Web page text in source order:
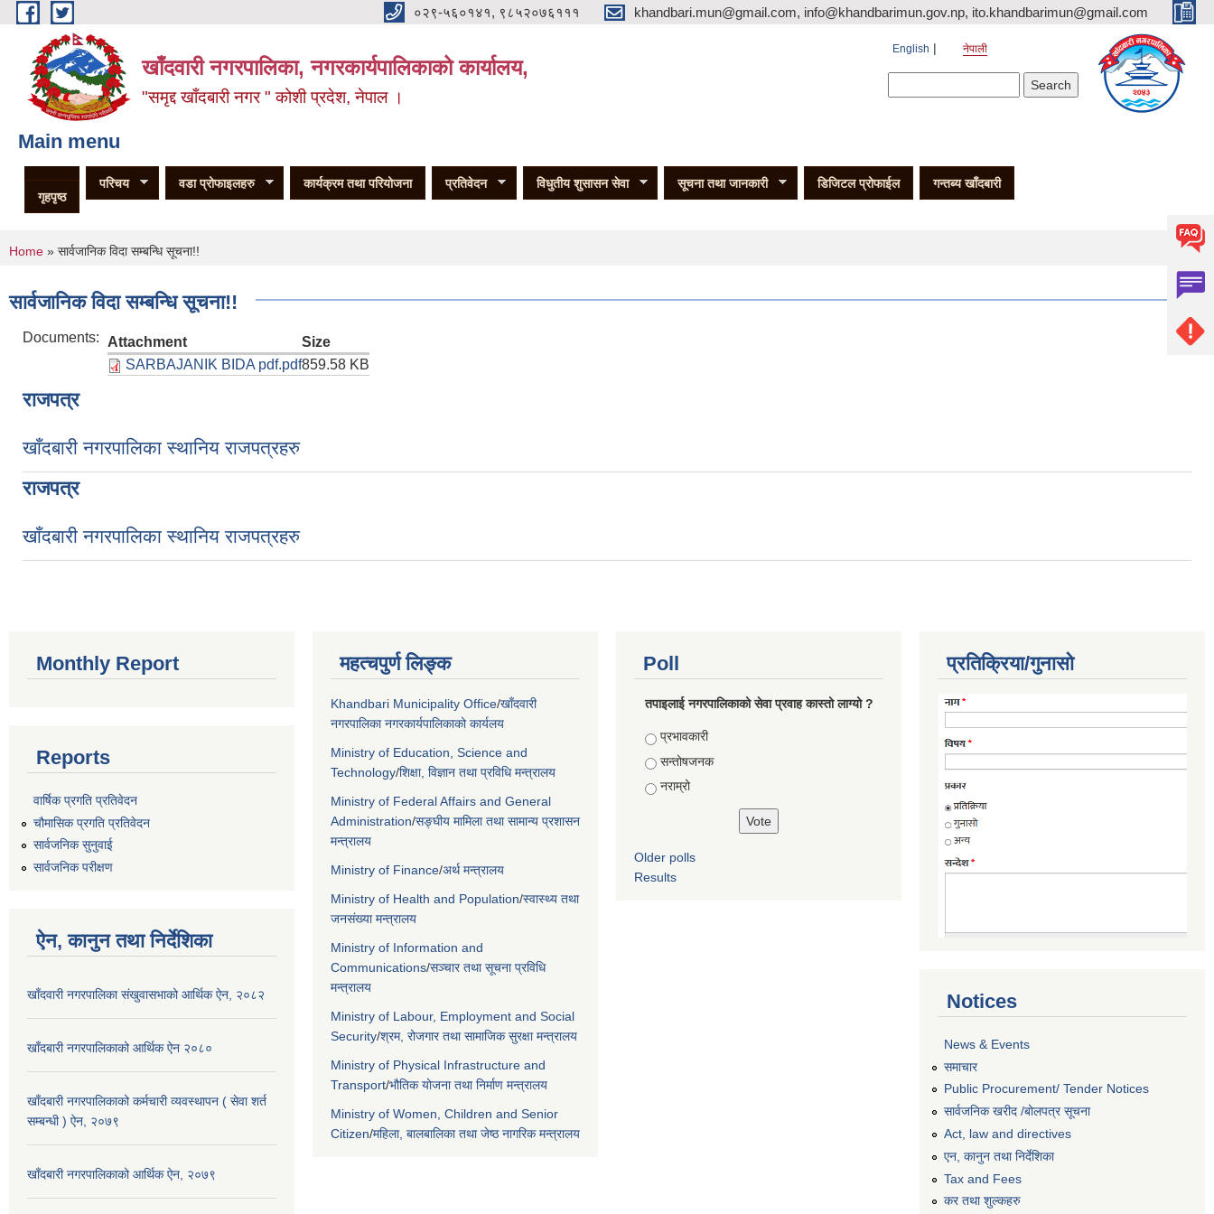
Skip to main content ०२९-५६०१४१, ९८५२०७६१११ khandbari.mun@gmail.com, info@khandbarimun.gov.np, ito.khandbarimun@gmail.com
खाँदवारी नगरपालिका, नगरकार्यपालिकाको कार्यालय,
"समृद्द खाँदबारी नगर " कोशी प्रदेश, नेपाल ।
English नेपाली
Main menu
गृहपृष्ठ
परिचय वडा प्रोफाइलहरु कार्यक्रम तथा परियोजना प्रतिवेदन विधुतीय शुसासन सेवा सूचना तथा जानकारी डिजिटल प्रोफाईल गन्तब्य खाँदबारी
You are here
Home » सार्वजानिक विदा सम्बन्धि सूचना!!
सार्वजानिक विदा सम्बन्धि सूचना!!
Documents: Attachment
Size
SARBAJANIK BIDA pdf.pdf859.58 KB
राजपत्र
खाँदबारी नगरपालिका स्थानिय राजपत्रहरु
राजपत्र
खाँदबारी नगरपालिका स्थानिय राजपत्रहरु
Monthly Report
Reports
वार्षिक प्रगति प्रतिवेदन
चौमासिक प्रगति प्रतिवेदन
सार्वजनिक सुनुवाई
सार्वजनिक परीक्षण
ऐन, कानुन तथा निर्देशिका
खाँदवारी नगरपालिका संखुवासभाको आर्थिक ऐन, २०८२
खाँदबारी नगरपालिकाको आर्थिक ऐन २०८०
खाँदबारी नगरपालिकाको कर्मचारी व्यवस्थापन ( सेवा शर्त
सम्बन्धी ) ऐन, २०७९
खाँदबारी नगरपालिकाको आर्थिक ऐन, २०७९
महत्चपुर्ण लिङ्क
Khandbari Municipality Office/खाँदवारी
नगरपालिका नगरकार्यपालिकाको कार्यलय
Ministry of Education, Science and
Technology/शिक्षा, विज्ञान तथा प्रविधि मन्त्रालय
Ministry of Federal Affairs and General
Administration/सङ्घीय मामिला तथा सामान्य प्रशासन
मन्त्रालय
Ministry of Finance/अर्थ मन्त्रालय
Ministry of Health and Population/स्वास्थ्य तथा
जनसंख्या मन्त्रालय
Ministry of Information and
Communications/सञ्चार तथा सूचना प्रविधि
मन्त्रालय
Ministry of Labour, Employment and Social
Security/श्रम, रोजगार तथा सामाजिक सुरक्षा मन्त्रालय
Ministry of Physical Infrastructure and
Transport/भौतिक योजना तथा निर्माण मन्त्रालय
Ministry of Women, Children and Senior
Citizen/महिला, बालबालिका तथा जेष्ठ नागरिक मन्त्रालय
Poll
तपाइलाई नगरपालिकाको सेवा प्रवाह कास्तो लाग्यो ?
Choices
प्रभावकारी
सन्तोषजनक
नराम्रो
Older polls
Results
प्रतिक्रिया/गुनासो
Notices
News & Events
समाचार
Public Procurement/ Tender Notices
सार्वजनिक खरीद /बोलपत्र सूचना
Act, law and directives
एन, कानुन तथा निर्देशिका
Tax and Fees
कर तथा शुल्कहरु